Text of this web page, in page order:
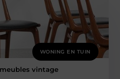
WONING EN TUIN
vintage